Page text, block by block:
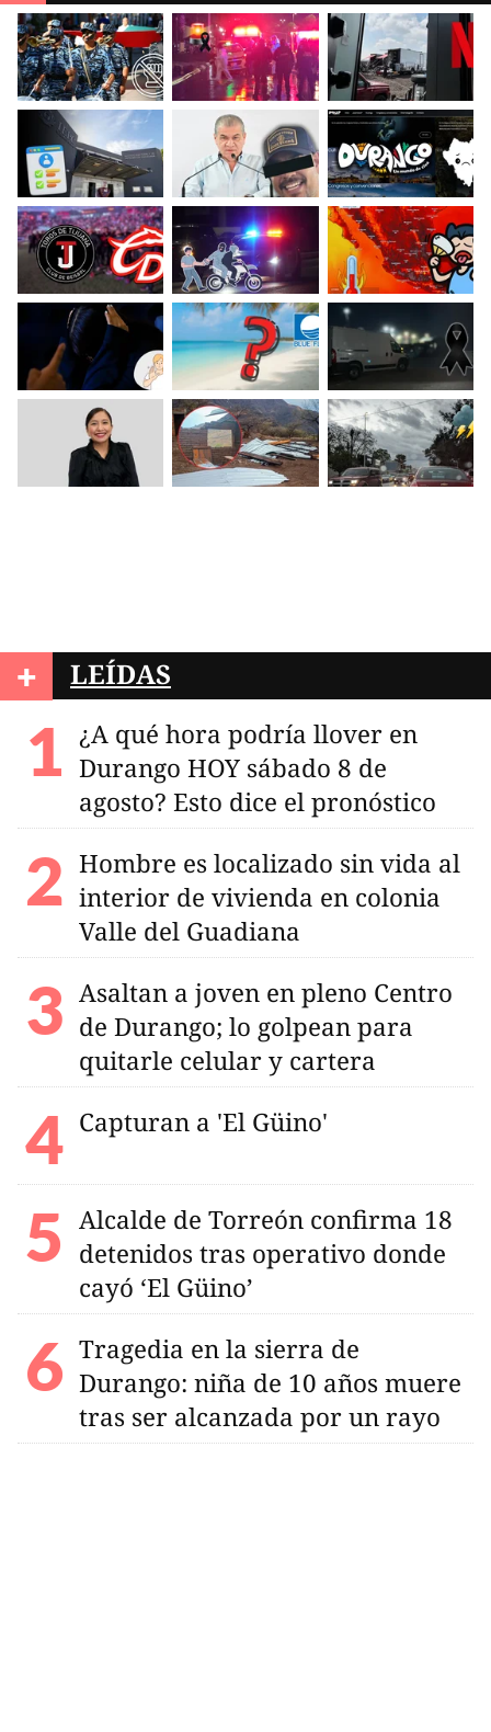
+ LEÍDAS
¿A qué hora podría llover en
Durango HOY sábado 8 de
agosto? Esto dice el pronóstico
Hombre es localizado sin vida al
interior de vivienda en colonia
Valle del Guadiana
Asaltan a joven en pleno Centro
de Durango; lo golpean para
quitarle celular y cartera
Capturan a 'El Güino'
Alcalde de Torreón confirma 18
detenidos tras operativo donde
cayó ‘El Güino’
Tragedia en la sierra de
Durango: niña de 10 años muere
tras ser alcanzada por un rayo